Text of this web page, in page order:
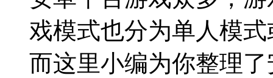
戏模式也分为单人模
而这里小编为你整理